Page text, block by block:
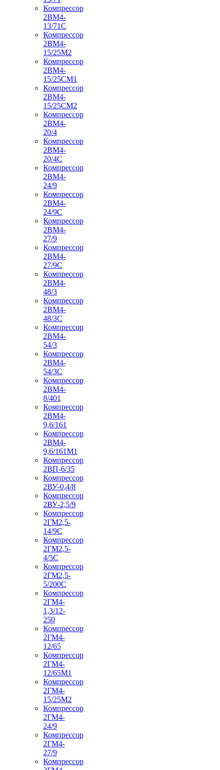
Компрессор
2ВМ4-
13/71С
Компрессор
2ВМ4-
15/25М2
Компрессор
2ВМ4-
15/25СМ1
Компрессор
2ВМ4-
15/25СМ2
Компрессор
2ВМ4-
20/4
Компрессор
2ВМ4-
20/4С
Компрессор
2ВМ4-
24/9
Компрессор
2ВМ4-
24/9С
Компрессор
2ВМ4-
27/9
Компрессор
2ВМ4-
27/9С
Компрессор
2ВМ4-
48/3
Компрессор
2ВМ4-
48/3С
Компрессор
2ВМ4-
54/3
Компрессор
2ВМ4-
54/3С
Компрессор
2ВМ4-
8/401
Компрессор
2ВМ4-
9,6/161
Компрессор
2ВМ4-
9,6/161М1
Компрессор
2ВП-6/35
Компрессор
2ВУ-0,4/8
Компрессор
2ВУ-2,5/9
Компрессор
2ГМ2,5-
14/9С
Компрессор
2ГМ2,5-
4/5С
Компрессор
2ГМ2,5-
5/200С
Компрессор
2ГМ4-
1,3/12-
250
Компрессор
2ГМ4-
12/65
Компрессор
2ГМ4-
12/65М1
Компрессор
2ГМ4-
15/25М2
Компрессор
2ГМ4-
24/9
Компрессор
2ГМ4-
27/9
Компрессор